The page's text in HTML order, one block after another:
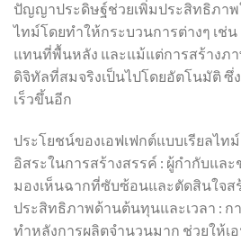
ปัญญาประดิษฐ์ช่วยเพิ่มประสิทธิภาพ
ไทม์โดยทำให้กระบวนการต่างๆ เช่
แทนที่พื้นหลัง และแม้แต่การสร้างภ
ดิจิทัลที่สมจริงเป็นไปโดยอัตโนมัติ ซึ่
เร็วขึ้นอีก
ประโยชน์ของเอฟเฟกต์แบบเรียลไทม์
อิสระในการสร้างสรรค์ : ผู้กำกับแล
มองเห็นฉากที่ซับซ้อนและตัดสินใจส
ประสิทธิภาพด้านต้นทุนและเวลา : ก
ทำหลังการผลิตจำนวนมาก ช่วยให้เ